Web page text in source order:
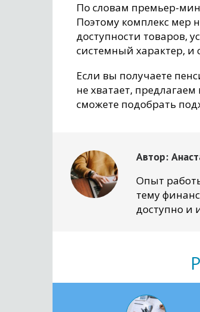
По словам премьер-
Поэтому комплекс мер
доступности товаров,
системный характер,
Если вы получаете
не хватает,
сможете подобрать
Автор:
Опыт
тему
доступно и